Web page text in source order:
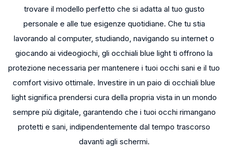
trovare il modello perfetto che si adatta al tuo gusto
personale e alle tue esigenze quotidiane. Che tu stia
lavorando al computer, studiando, navigando su internet o
giocando ai videogiochi, gli occhiali blue light ti offrono la
protezione necessaria per mantenere i tuoi occhi sani e il tuo
comfort visivo ottimale. Investire in un paio di occhiali blue
light significa prendersi cura della propria vista in un mondo
sempre più digitale, garantendo che i tuoi occhi rimangano
protetti e sani, indipendentemente dal tempo trascorso
davanti agli schermi.